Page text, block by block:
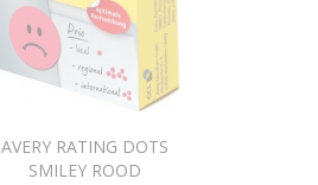
AVERY RATING DOTS
SMILEY ROOD